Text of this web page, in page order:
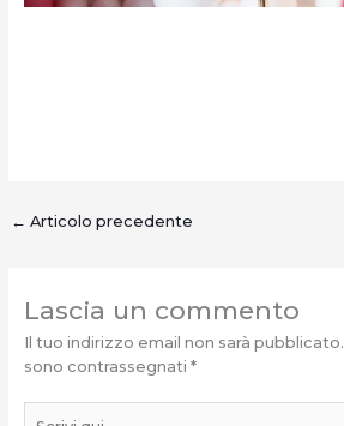
← Articolo precedente
Lascia un commento
Il tuo indirizzo email non sarà pubblicato.
sono contrassegnati *